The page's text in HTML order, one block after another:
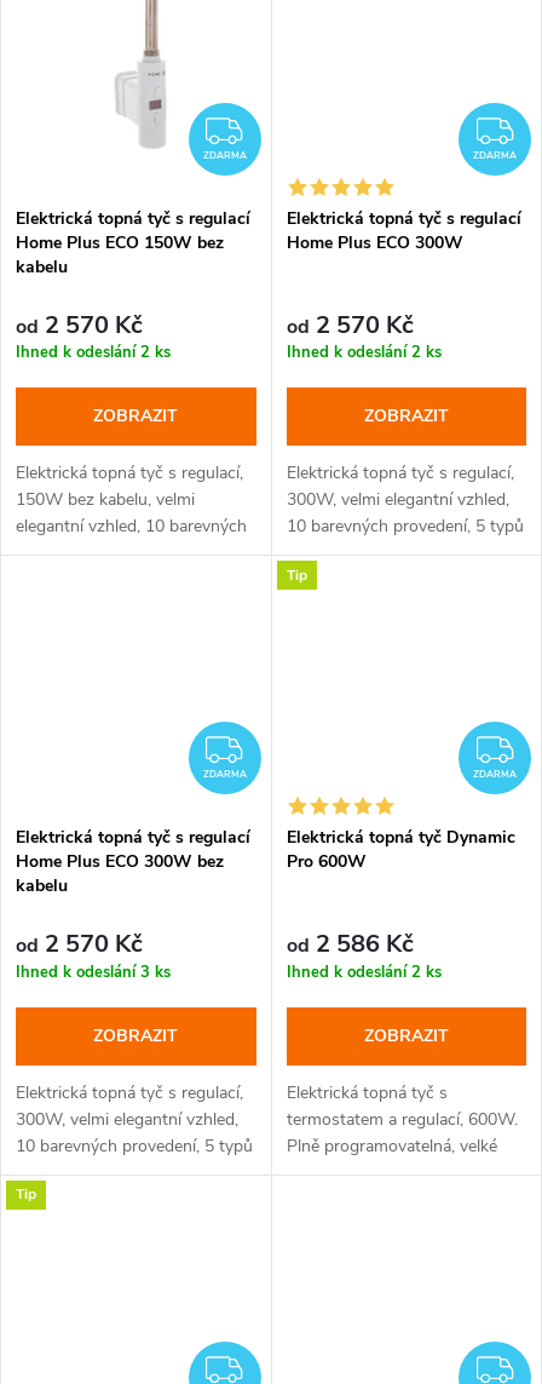
ZDARMA
ZDARMA
Elektrická topná tyč s regulací
Home Plus ECO 150W bez
kabelu
od 2 570 Kč
Ihned k odeslání2 ks
ZOBRAZIT
Elektrická topná tyč s regulací,
150W bez kabelu, velmi
elegantní vzhled, 10 barevných
provedení, 5 typů krytek
ZDARMA
Elektrická topná tyč s regulací
Home Plus ECO 300W
od 2 570 Kč
Ihned k odeslání2 ks
ZOBRAZIT
Elektrická topná tyč s regulací,
300W, velmi elegantní vzhled,
10 barevných provedení, 5 typů
krytek
ZDARMA
ZDARMA
Elektrická topná tyč s regulací
Home Plus ECO 300W bez
kabelu
od 2 570 Kč
Ihned k odeslání3 ks
ZOBRAZIT
Elektrická topná tyč s regulací,
300W, velmi elegantní vzhled,
10 barevných provedení, 5 typů
krytek
Tip
ZDARMA
Elektrická topná tyč Dynamic
Pro 600W
od 2 586 Kč
Ihned k odeslání2 ks
ZOBRAZIT
Elektrická topná tyč s
termostatem a regulací, 600W.
Plně programovatelná, velké
množství topných programů.
Tip
ZDARMA